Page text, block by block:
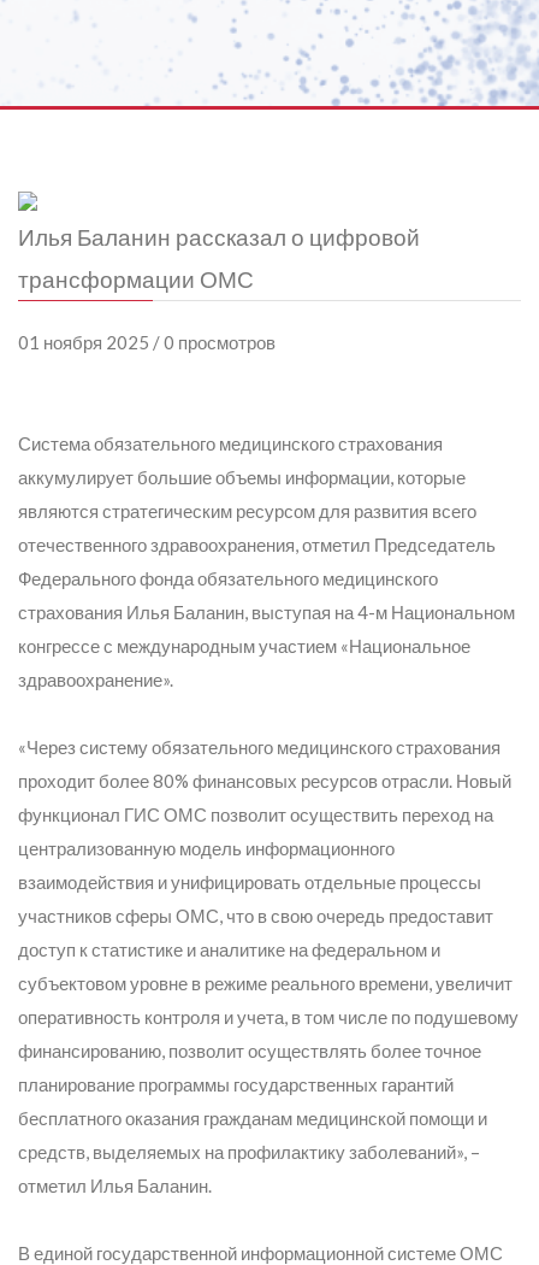
Илья Баланин рассказал о цифровой
трансформации ОМС
01 ноября 2025 / 0 просмотров
Система обязательного медицинского страхования
аккумулирует большие объемы информации, которые
являются стратегическим ресурсом для развития всего
отечественного здравоохранения, отметил Председатель
Федерального фонда обязательного медицинского
страхования Илья Баланин, выступая на 4-м Национальном
конгрессе с международным участием «Национальное
здравоохранение».
«Через систему обязательного медицинского страхования
проходит более 80% финансовых ресурсов отрасли. Новый
функционал ГИС ОМС позволит осуществить переход на
централизованную модель информационного
взаимодействия и унифицировать отдельные процессы
участников сферы ОМС, что в свою очередь предоставит
доступ к статистике и аналитике на федеральном и
субъектовом уровне в режиме реального времени, увеличит
оперативность контроля и учета, в том числе по подушевому
финансированию, позволит осуществлять более точное
планирование программы государственных гарантий
бесплатного оказания гражданам медицинской помощи и
средств, выделяемых на профилактику заболеваний», –
отметил Илья Баланин.
В единой государственной информационной системе ОМС